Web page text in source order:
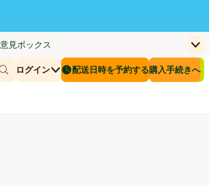
見ボックス
しいウィンドウで開く)
上
商品を探す
ログイン
配送日時を予約する
配送日時を予約する購入手続きへ
お客さまのカ
￥0